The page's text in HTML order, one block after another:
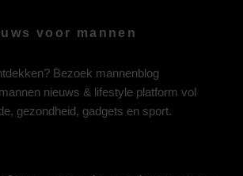
voor mannen
Bezoek mannenblog
nieuws & lifestyle platform vol
gezondheid, gadgets en sport.